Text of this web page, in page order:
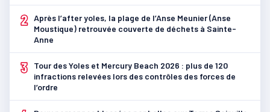
2 Après l’after yoles, la plage de l’Anse Meunier (Anse
Moustique) retrouvée couverte de déchets à Sainte-
Anne
3
Tour des Yoles et Mercury Beach 2026 : plus de 120
infractions relevées lors des contrôles des forces de
l’ordre